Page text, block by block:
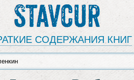
Stavcur
СОДЕРЖАНИЯ КНИГ